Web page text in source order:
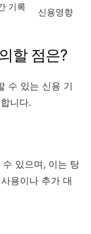
기록
신용영향
할 점은?
수 있는 신용 기
니다.
수 있으며, 이는 탕
용이나 추가 대